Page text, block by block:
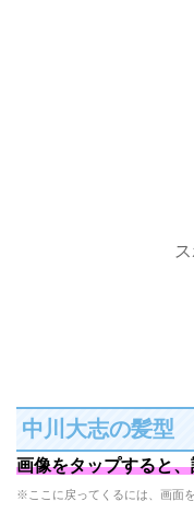
中川大志の髪型
画像をタップすると
※ここに戻ってくるには、画面